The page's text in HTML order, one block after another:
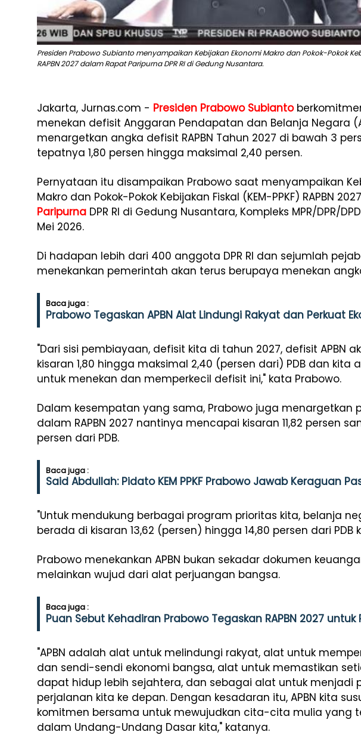
Presiden Prabowo Subianto menyampaikan Kebijakan Ekonomi Makro dan Pokok-Pokok
RAPBN 2027 dalam Rapat Paripurna DPR RI di Gedung Nusantara.
Jakarta, Jurnas.com - Presiden Prabowo Subianto
menekan defisit Anggaran Pendapatan dan Belanja Negara
menargetkan angka defisit RAPBN Tahun 2027 di bawah 3
tepatnya 1,80 persen hingga maksimal 2,40 persen.
Pernyataan itu disampaikan Prabowo saat menyampaikan
Makro dan Pokok-Pokok Kebijakan Fiskal (KEM-PPKF) RAPBN
Paripurna DPR RI di Gedung Nusantara, Kompleks MPR/DPR/
Mei 2026.
Di hadapan lebih dari 400 anggota DPR RI dan sejumlah
menekankan pemerintah akan terus berupaya menekan
Baca juga :
Prabowo Tegaskan APBN Alat Lindungi Rakyat dan Perkuat
"Dari sisi pembiayaan, defisit kita di tahun 2027, defisit APBN
kisaran 1,80 hingga maksimal 2,40 (persen dari) PDB dan kita
untuk menekan dan memperkecil defisit ini," kata Prabowo.
Dalam kesempatan yang sama, Prabowo juga menargetkan
dalam RAPBN 2027 nantinya mencapai kisaran 11,82 persen
persen dari PDB.
Baca juga :
Said Abdullah: Pidato KEM PPKF Prabowo Jawab Keraguan
"Untuk mendukung berbagai program prioritas kita, belanja
berada di kisaran 13,62 (persen) hingga 14,80 persen dari PDB
Prabowo menekankan APBN bukan sekadar dokumen
melainkan wujud dari alat perjuangan bangsa.
Baca juga :
Puan Sebut Kehadiran Prabowo Tegaskan RAPBN 2027 untuk
"APBN adalah alat untuk melindungi rakyat, alat untuk
dan sendi-sendi ekonomi bangsa, alat untuk memastikan
dapat hidup lebih sejahtera, dan sebagai alat untuk menjadi
perjalanan kita ke depan. Dengan kesadaran itu, APBN kita
komitmen bersama untuk mewujudkan cita-cita mulia yang
dalam Undang-Undang Dasar kita," katanya.